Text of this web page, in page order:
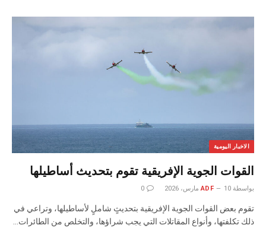
الاخبار اليومية
القوات الجوية الإفريقية تقوم بتحديث أساطيلها
بواسطة ADF 10 مارس، 2026 0
تقوم بعض القوات الجوية الإفريقية بتحديثٍ شاملٍ لأساطيلها، وتراعي في
ذلك تكلفتها، وأنواع المقاتلات التي يجب شراؤها، والتخلص من الطائرات…